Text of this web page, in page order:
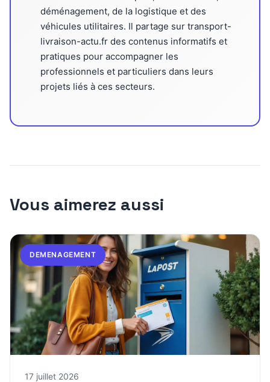
déménagement, de la logistique et des
véhicules utilitaires. Il partage sur transport-
livraison-actu.fr des contenus informatifs et
pratiques pour accompagner les
professionnels et particuliers dans leurs
projets liés à ces secteurs.
Vous aimerez aussi
DEMENAGEMENT
17 juillet 2026